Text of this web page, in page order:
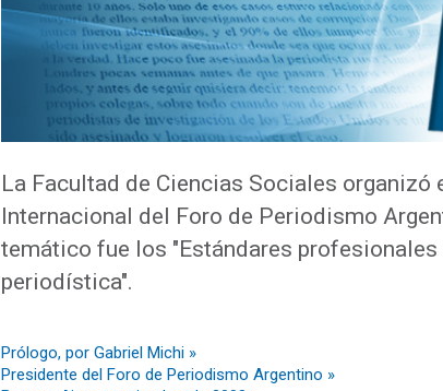
La Facultad de Ciencias Sociales organizó
Internacional del Foro de Periodismo
temático fue los "Estándares
periodística".
Prólogo, por Gabriel Michi »
Presidente del Foro de Periodismo Argentino »